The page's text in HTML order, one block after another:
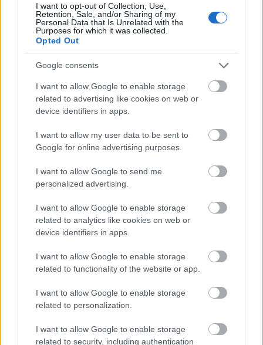
I want to opt-out of Collection, Use,
Retention, Sale, and/or Sharing of my
Personal Data that Is Unrelated with the
Purposes for which it was collected.
Opted Out
Google consents
I want to allow Google to enable storage
related to advertising like cookies on web or
device identifiers in apps.
I want to allow my user data to be sent to
Google for online advertising purposes.
I want to allow Google to send me
personalized advertising.
I want to allow Google to enable storage
related to analytics like cookies on web or
device identifiers in apps.
I want to allow Google to enable storage
related to functionality of the website or app.
I want to allow Google to enable storage
related to personalization.
I want to allow Google to enable storage
related to security, including authentication
Magyarország 2025. évi finanszírozási
tervének bemutatásán.
Kifejtette: 2010 óta a fő célok, azaz a
foglakoztatás bővítése, a bérek növelése,
valamint a széleskörű családtámogatási
rendszer kiépítése és fenntartása,
változatlanok. Az adósság éves finanszírozási
költsége a korábbi 4 százalékos szintről a GDP
2 százaléka alá csökkent, az adósságráta pedig
2010 óta 85 százalékról 65 százalékra
Az eredmények közé sorolta, hogy miközben
növekedhet a magyar gazdaság, a hiányt 2